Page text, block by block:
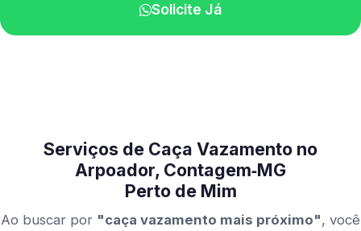
Solicite Já
Serviços de Caça Vazamento no
Arpoador, Contagem‑MG
Perto de Mim
Ao buscar por "caça vazamento mais próximo", você